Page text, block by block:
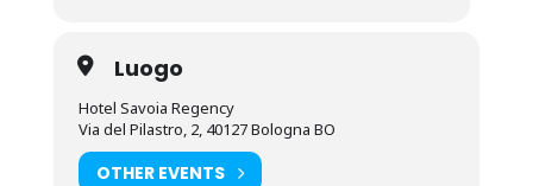
Luogo
Hotel Savoia Regency
Via del Pilastro, 2, 40127 Bologna BO
OTHER EVENTS